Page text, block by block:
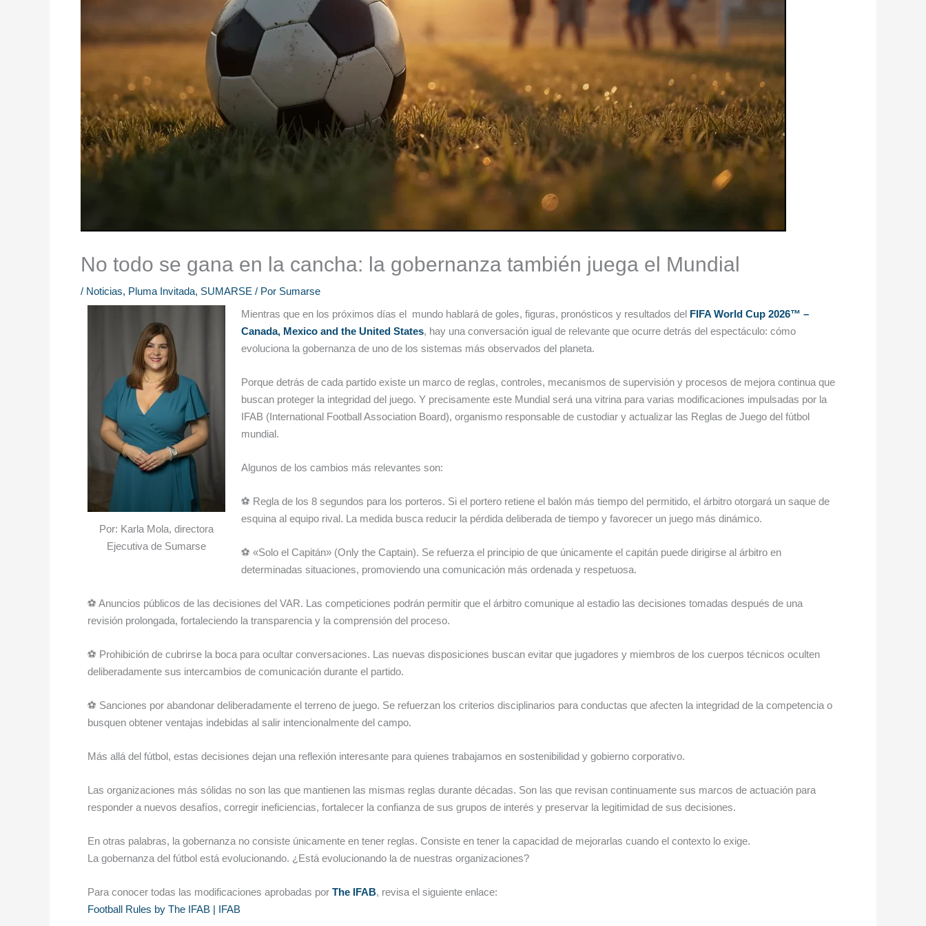
No todo se gana en la cancha: la gobernanza también juega el Mundial
/ Noticias, Pluma Invitada, SUMARSE / Por Sumarse
Por: Karla Mola, directora
Ejecutiva de Sumarse
Mientras que en los próximos días el mundo hablará de goles, figuras, pronósticos y resultados del FIFA World Cup 2026™ –
Canada, Mexico and the United States, hay una conversación igual de relevante que ocurre detrás del espectáculo: cómo
evoluciona la gobernanza de uno de los sistemas más observados del planeta.
Porque detrás de cada partido existe un marco de reglas, controles, mecanismos de supervisión y procesos de mejora continua que
buscan proteger la integridad del juego. Y precisamente este Mundial será una vitrina para varias modificaciones impulsadas por la
IFAB (International Football Association Board), organismo responsable de custodiar y actualizar las Reglas de Juego del fútbol
mundial.
Algunos de los cambios más relevantes son:
⚽ Regla de los 8 segundos para los porteros. Si el portero retiene el balón más tiempo del permitido, el árbitro otorgará un saque de
esquina al equipo rival. La medida busca reducir la pérdida deliberada de tiempo y favorecer un juego más dinámico.
⚽ «Solo el Capitán» (Only the Captain). Se refuerza el principio de que únicamente el capitán puede dirigirse al árbitro en
determinadas situaciones, promoviendo una comunicación más ordenada y respetuosa.
⚽ Anuncios públicos de las decisiones del VAR. Las competiciones podrán permitir que el árbitro comunique al estadio las decisiones tomadas después de una
revisión prolongada, fortaleciendo la transparencia y la comprensión del proceso.
⚽ Prohibición de cubrirse la boca para ocultar conversaciones. Las nuevas disposiciones buscan evitar que jugadores y miembros de los cuerpos técnicos oculten
deliberadamente sus intercambios de comunicación durante el partido.
⚽ Sanciones por abandonar deliberadamente el terreno de juego. Se refuerzan los criterios disciplinarios para conductas que afecten la integridad de la competencia o
busquen obtener ventajas indebidas al salir intencionalmente del campo.
Más allá del fútbol, estas decisiones dejan una reflexión interesante para quienes trabajamos en sostenibilidad y gobierno corporativo.
Las organizaciones más sólidas no son las que mantienen las mismas reglas durante décadas. Son las que revisan continuamente sus marcos de actuación para
responder a nuevos desafíos, corregir ineficiencias, fortalecer la confianza de sus grupos de interés y preservar la legitimidad de sus decisiones.
En otras palabras, la gobernanza no consiste únicamente en tener reglas. Consiste en tener la capacidad de mejorarlas cuando el contexto lo exige.
La gobernanza del fútbol está evolucionando. ¿Está evolucionando la de nuestras organizaciones?
Para conocer todas las modificaciones aprobadas por The IFAB, revisa el siguiente enlace:
Football Rules by The IFAB | IFAB